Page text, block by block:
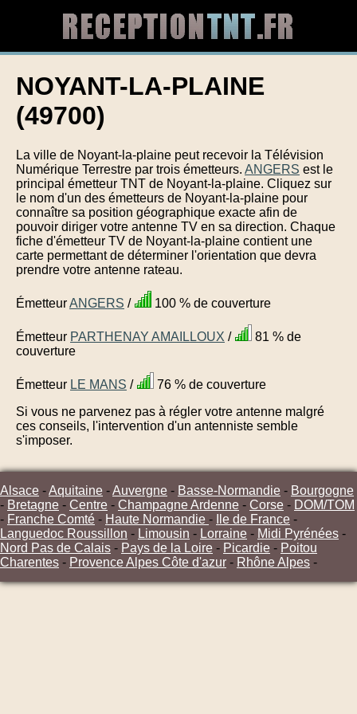
NOYANT-LA-PLAINE
(49700)
La ville de Noyant-la-plaine peut recevoir la Télévision
Numérique Terrestre par trois émetteurs. ANGERS est le
principal émetteur TNT de Noyant-la-plaine. Cliquez sur
le nom d'un des émetteurs de Noyant-la-plaine pour
connaître sa position géographique exacte afin de
pouvoir diriger votre antenne TV en sa direction. Chaque
fiche d'émetteur TV de Noyant-la-plaine contient une
carte permettant de déterminer l'orientation que devra
prendre votre antenne rateau.
ÉmetteurANGERS / 100 % de couverture
Émetteur PARTHENAY AMAILLOUX /
81 % de
couverture
Émetteur LE MANS /
76 % de couverture
Si vous ne parvenez pas à régler votre antenne malgré
ces conseils, l'intervention d'un antenniste semble
s'imposer.
Alsace -Aquitaine -Auvergne - Basse-Normandie - Bourgogne
- Bretagne - Centre - Champagne Ardenne - Corse - DOM/TOM
- Franche Comté - Haute Normandie - Ile de France -
Languedoc Roussillon - Limousin - Lorraine - Midi Pyrénées -
Nord Pas de Calais - Pays de la Loire - Picardie - Poitou
Charentes - Provence Alpes Côte d'azur - Rhône Alpes -